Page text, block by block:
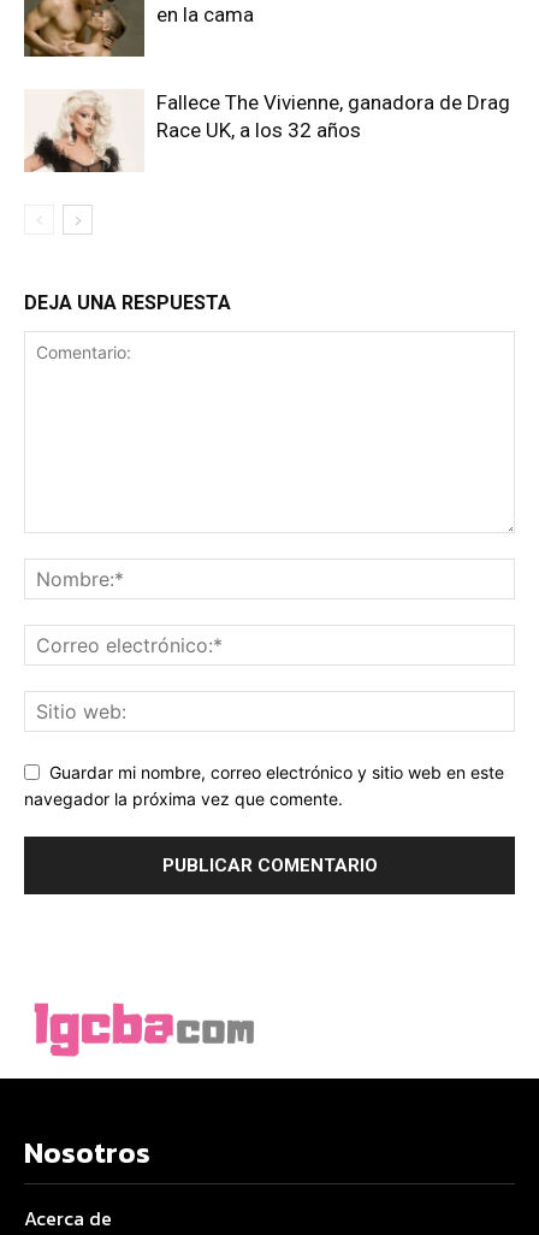
en la cama
Fallece The Vivienne, ganadora de Drag
Race UK, a los 32 años
DEJA UNA RESPUESTA
Guardar mi nombre, correo electrónico y sitio web en este
navegador la próxima vez que comente.
Nosotros
Acerca de